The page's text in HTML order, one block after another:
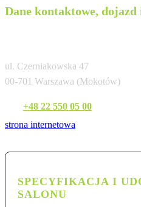
Dane kontaktowe,
ul. Czerniakowska 47
00-701 Warszawa (Mokotów)
+48 22 550 05 00
strona internetowa
SPECYFIKACJA I
SALONU